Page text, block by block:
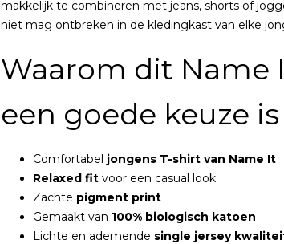
makkelijk te combineren met jeans, shorts of
niet mag ontbreken in de kledingkast van elke
Waarom dit Name
een goede keuze is
Comfortabel jongens T-shirt van Name It
Relaxed fit voor een casual look
Zachte pigment print
Gemaakt van 100% biologisch katoen
Lichte en ademende single jersey